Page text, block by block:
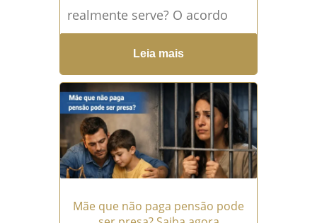
realmente serve? O acordo
verbal de pensão é uma
situação extremamente
comum entre pais que se
separam...Leia mais →
Leia mais
Mãe que não paga pensão pode